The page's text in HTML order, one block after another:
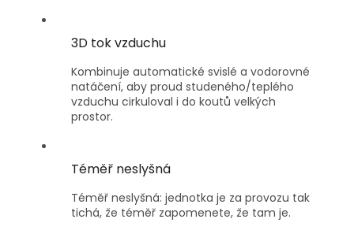
3D tok vzduchu
Kombinuje automatické svislé a vodorovné
natáčení, aby proud studeného/teplého
vzduchu cirkuloval i do koutů velkých
prostor.
Téměř neslyšná
Téměř neslyšná: jednotka je za provozu tak
tichá, že téměř zapomenete, že tam je.